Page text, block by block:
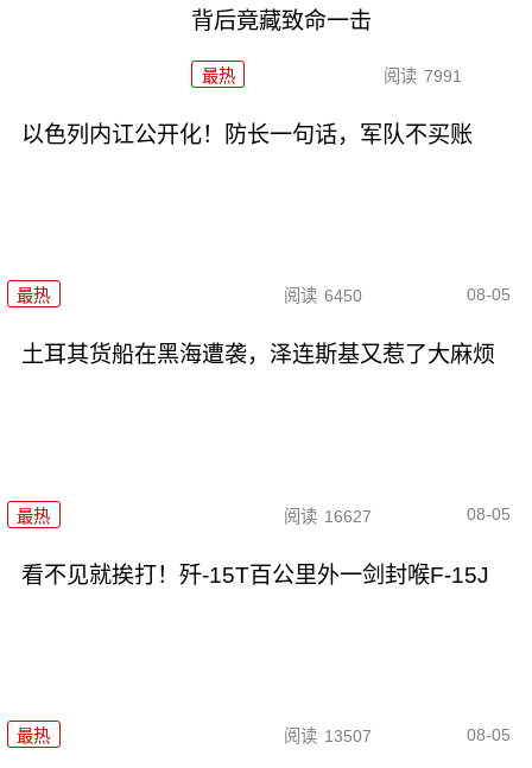
背后竟藏致命一击
最热 阅读 7991
以色列内讧公开化！防长一句话，军队不买账
最热 阅读 6450 08-05
土耳其货船在黑海遭袭，泽连斯基又惹了大麻烦
最热 阅读 16627 08-05
看不见就挨打！歼-15T百公里外一剑封喉F-15J
最热 阅读 13507 08-05